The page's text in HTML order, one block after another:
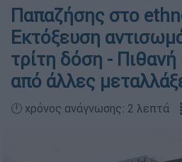
Παπαζήσης στο
Eκτόξευση
τρίτη δόση - Πιθανή
από άλλες
🕛 χρόνος ανάγνωσης: 2 λεπτά ┋